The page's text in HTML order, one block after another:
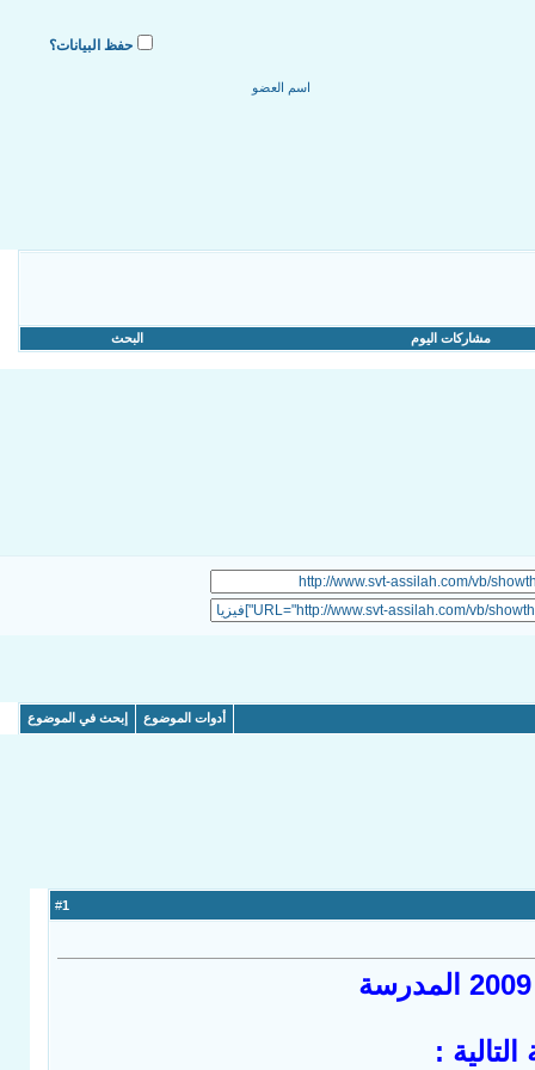
حفظ البيانات؟
مشاركات اليوم البحث
أدوات الموضوع إبحث في الموضوع
1
: